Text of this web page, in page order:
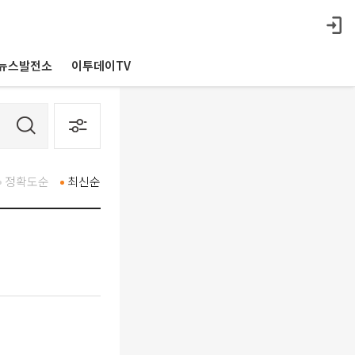
스발전소 이투데이TV
최신순
정확도순